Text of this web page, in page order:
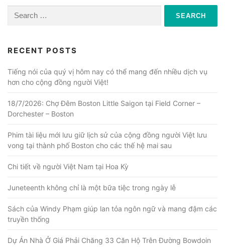
Search
for:
RECENT POSTS
Tiếng nói của quý vị hôm nay có thể mang đến nhiều dịch vụ
hơn cho cộng đồng người Việt!
18/7/2026: Chợ Đêm Boston Little Saigon tại Field Corner –
Dorchester – Boston
Phim tài liệu mới lưu giữ lịch sử của cộng đồng người Việt lưu
vong tại thành phố Boston cho các thế hệ mai sau
Chi tiết về người Việt Nam tại Hoa Kỳ
Juneteenth không chỉ là một bữa tiệc trong ngày lễ
Sách của Windy Phạm giúp lan tỏa ngôn ngữ và mang đậm các
truyền thống
Dự Án Nhà Ở Giá Phải Chăng 33 Căn Hộ Trên Đường Bowdoin